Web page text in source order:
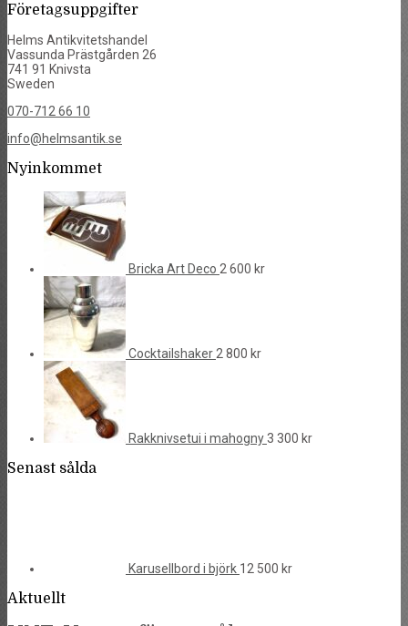
Företagsuppgifter
Helms Antikvitetshandel
Vassunda Prästgården 26
741 91 Knivsta
Sweden
070-712 66 10
info@helmsantik.se
Nyinkommet
Bricka Art Deco 2 600 kr
Cocktailshaker 2 800 kr
Rakknivsetui i mahogny3 300 kr
Senast sålda
Karusellbord i björk 12 500 kr
Aktuellt